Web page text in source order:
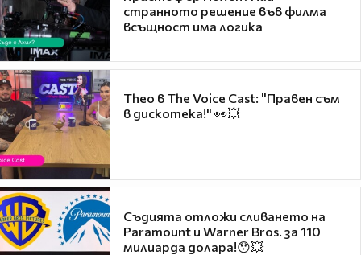
странното решение във филма
всъщност има логика
Theo в The Voice Cast: "Правен съм
в дискотека!" 👀💥
Съдията отложи сливането на
Paramount и Warner Bros. за 110
милиарда долара!😯💥